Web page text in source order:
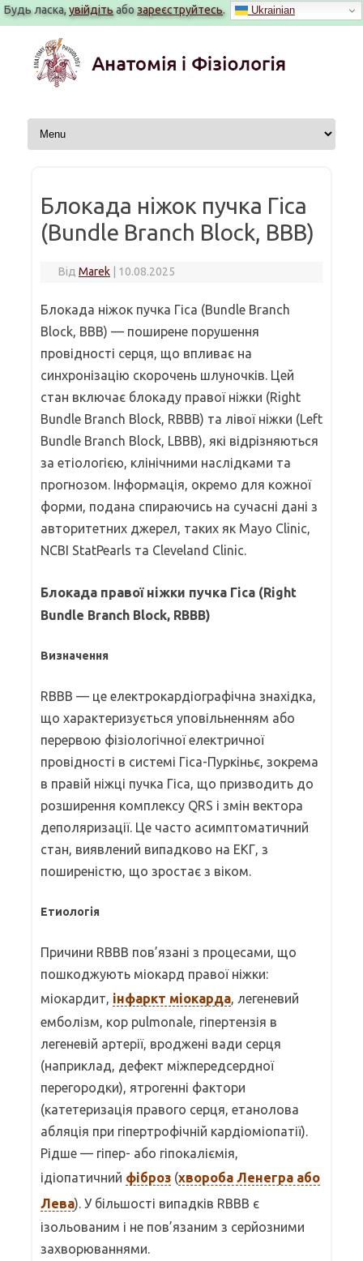
Будь ласка,увійдітьабозареєструйтесь.
вмісту
Блокада ніжок пучка Гіса
(Bundle Branch Block, BBB)
Від Marek 10.08.2025
Блокада ніжок пучка Гіса (Bundle Branch
Block, BBB) — поширене порушення
провідності серця, що впливає на
синхронізацію скорочень шлуночків. Цей
стан включає блокаду правої ніжки (Right
Bundle Branch Block, RBBB) та лівої ніжки (Left
Bundle Branch Block, LBBB), які відрізняються
за етіологією, клінічними наслідками та
прогнозом. Інформація, окремо для кожної
форми, подана спираючись на сучасні дані з
авторитетних джерел, таких як Mayo Clinic,
NCBI StatPearls та Cleveland Clinic.
Блокада правої ніжки пучка Гіса (Right
Bundle Branch Block, RBBB)
Визначення
RBBB — це електрокардіографічна знахідка,
що характеризується уповільненням або
перервою фізіологічної електричної
провідності в системі Гіса-Пуркіньє, зокрема
в правій ніжці пучка Гіса, що призводить до
розширення комплексу QRS і змін вектора
деполяризації. Це часто асимптоматичний
стан, виявлений випадково на ЕКГ, з
поширеністю, що зростає з віком.
Етиологія
Причини RBBB пов’язані з процесами, що
пошкоджують міокард правої ніжки:
міокардит, інфаркт міокарда, легеневий
емболізм, кор pulmonale, гіпертензія в
легеневій артерії, вроджені вади серця
(наприклад, дефект міжпередсердної
перегородки), ятрогенні фактори
(катетеризація правого серця, етанолова
абляція при гіпертрофічній кардіоміопатії).
Рідше — гіпер- або гіпокаліємія,
ідіопатичний фіброз (хвороба Ленегра або
Лева). У більшості випадків RBBB є
ізольованим і не пов’язаним з серйозними
захворюваннями.
Ukrainian